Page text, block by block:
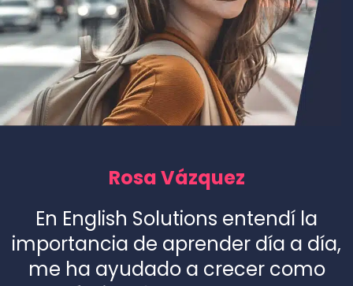
Rosa Vázquez
En English Solutions entendí la
importancia de aprender día a día,
me ha ayudado a crecer como